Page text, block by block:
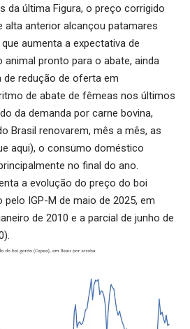
da última Figura, o preço corrigido
alta anterior alcançou patamares
aumenta a expectativa de
pronto para o abate, ainda
redução de oferta em
de abate de fêmeas nos últimos
da demanda por carne bovina,
Brasil renovarem, mês a mês, as
aqui), o consumo doméstico
no final do ano.
a evolução do preço do boi
IGP-M de maio de 2025, em
de 2010 e a parcial de junho de